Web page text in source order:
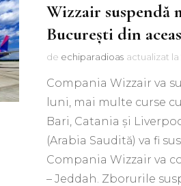
Wizzair suspendă
București din
de echiparadioas actualizat la
Compania Wizzair va
luni, mai multe curse
Bari, Catania și
(Arabia Saudită) va fi
Compania Wizzair va
– Jeddah. Zborurile